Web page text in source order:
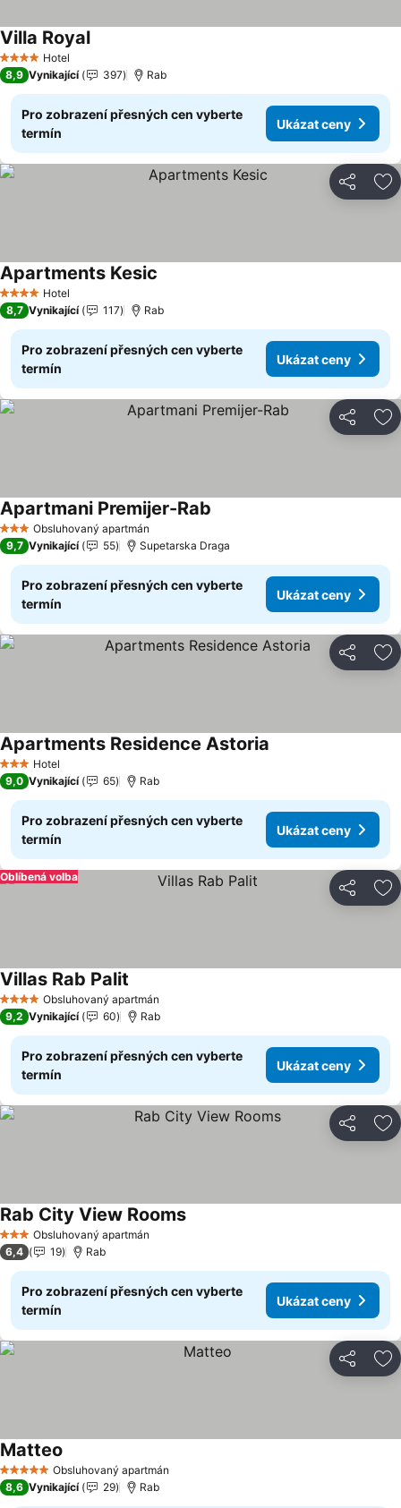
4 Počet hvězdiček
Hotel
Villa RoyalUkázat ceny
8,9 Vynikající 397 Rab
Pro zobrazení přesných cen vyberte
termín
Ukázat ceny
Sdílet
4 Počet hvězdiček
Hotel
Apartments Kesic
8,7 Vynikající 117 Rab
Pro zobrazení přesných cen vyberte
termín
Ukázat ceny
Sdílet
3 Počet hvězdiček
Obsluhovaný apartmán
Apartmani Premijer-Rab
9,7 Vynikající 55 Supetarska Draga
Pro zobrazení přesných cen vyberte
termín
Ukázat ceny
Sdílet
3 Počet hvězdiček
Hotel
Apartments Residence Astoria
9,0 Vynikající 65 Rab
Pro zobrazení přesných cen vyberte
termín
Ukázat ceny
Sdílet
Oblíbená volba
4 Počet hvězdiček
Obsluhovaný apartmán
Villas Rab Palit
9,2 Vynikající 60 Rab
Pro zobrazení přesných cen vyberte
termín
Ukázat ceny
Sdílet
3 Počet hvězdiček
Obsluhovaný apartmán
Rab City View RoomsUkázat ceny
6,4 19 Rab
Pro zobrazení přesných cen vyberte
termín
Ukázat ceny
Sdílet
5 Počet hvězdičekObsluhovaný apartmán
Matteo
8,6 Vynikající 29 Rab